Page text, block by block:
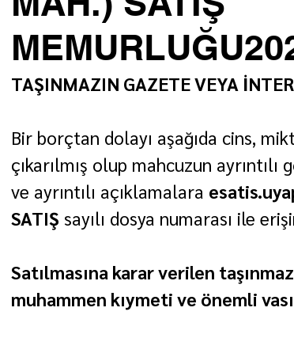
TAŞINMAZIN GAZETE VEYA
Bir borçtan dolayı aşağıda cins,
çıkarılmış olup mahcuzun
ve ayrıntılı açıklamalara
SATIŞ sayılı dosya numarası ile
Satılmasına karar verilen
muhammen kıymeti ve önemli